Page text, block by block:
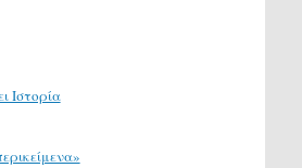
Ιστορία